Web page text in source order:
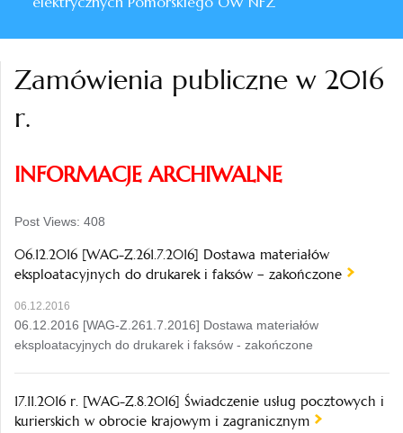
Zamówienia publiczne w 2016
r.
INFORMACJE ARCHIWALNE
Post Views: 408
06.12.2016 [WAG-Z.261.7.2016] Dostawa materiałów
eksploatacyjnych do drukarek i faksów – zakończone
06.12.2016
06.12.2016 [WAG-Z.261.7.2016] Dostawa materiałów
eksploatacyjnych do drukarek i faksów - zakończone
17.11.2016 r. [WAG-Z.8.2016] Świadczenie usług pocztowych i
kurierskich w obrocie krajowym i zagranicznym